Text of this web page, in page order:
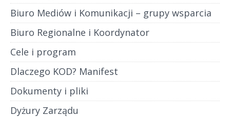
Biuro Mediów i Komunikacji – grupy wsparcia
Biuro Regionalne i Koordynator
Cele i program
Dlaczego KOD? Manifest
Dokumenty i pliki
Dyżury Zarządu